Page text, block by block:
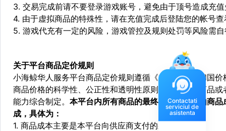
3. 交易完成前请不要登录游戏账号，避免由于顶号造成充
4. 由于虚拟商品的特殊性，请在充值完成后登陆您的帐号
5. 游戏代充有一定的风险，游戏管控及规则处罚等风险需
关于平台商品定价规则
小海鲸华人服务平台商品定价规则遵循《中华人民共和国
商品价格的科学性、公正性和透明性原则，依据相关商品
能力综合制定。 本平台内所有商品的最终销售价格均由商
成，具体为：
1. 商品成本主要是本平台向供应商支付的采购成本；
Contactati
serviciul de
asistenta